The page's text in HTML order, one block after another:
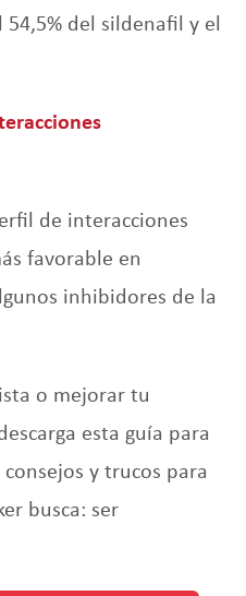
del sildenafil y el
de interacciones
favorable en
inhibidores de la
o mejorar tu
esta guía para
y trucos para
busca: ser